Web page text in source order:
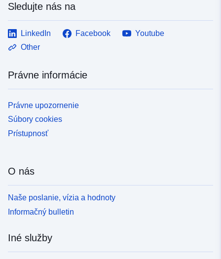
Sledujte nás na
LinkedIn Facebook
Youtube
Other
Právne informácie
Právne upozornenie
Súbory cookies
Prístupnosť
O nás
Naše poslanie, vízia a hodnoty
Informačný bulletin
Iné služby